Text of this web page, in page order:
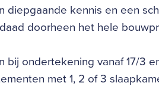
diepgaande kennis en een
doorheen het hele
bij ondertekening vanaf 17/3
met 1, 2 of 3